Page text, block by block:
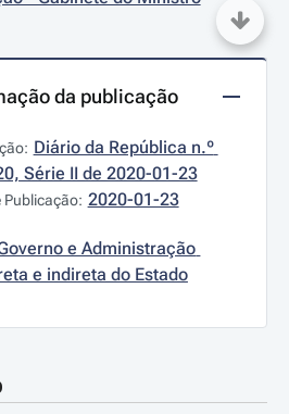
da publicação
Diário da República n.º
Série II de 2020-01-23
Publicação: 2020-01-23
e Administração
e indireta do Estado